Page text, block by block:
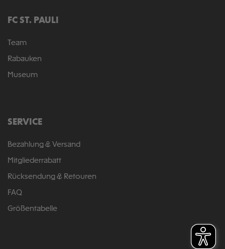
FC ST. PAULI
Team
Rabauken
Museum
SERVICE
Bezahlung & Versand
Mitgliederrabatt
Rücksendung & Retouren
FAQ
Größentabelle